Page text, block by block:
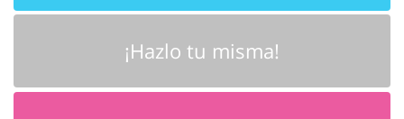
¡Hazlo tu misma!